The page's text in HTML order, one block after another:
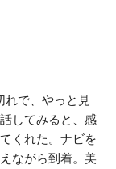
れで、やっと見
してみると、感
くれた。ナビを
ながら到着。美